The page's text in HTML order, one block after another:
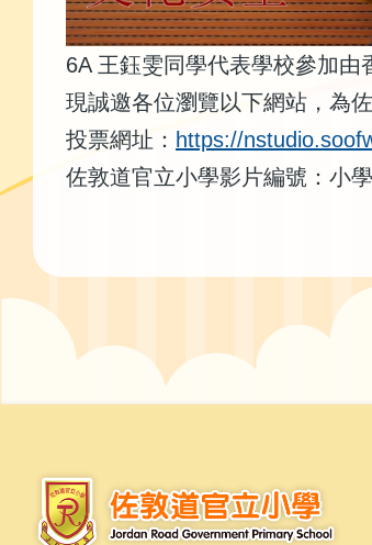
6A 王鈺雯同學代表學校參加由
現誠邀各位瀏覽以下網站，為
投票網址： https://
佐敦道官立小學影片編號：小